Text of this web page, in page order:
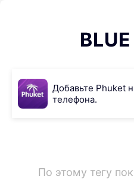
Добавьте Phuket
телефона.
По этому тегу